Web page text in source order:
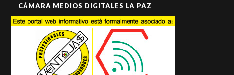
CÁMARA MEDIOS DIGITALES LA PAZ